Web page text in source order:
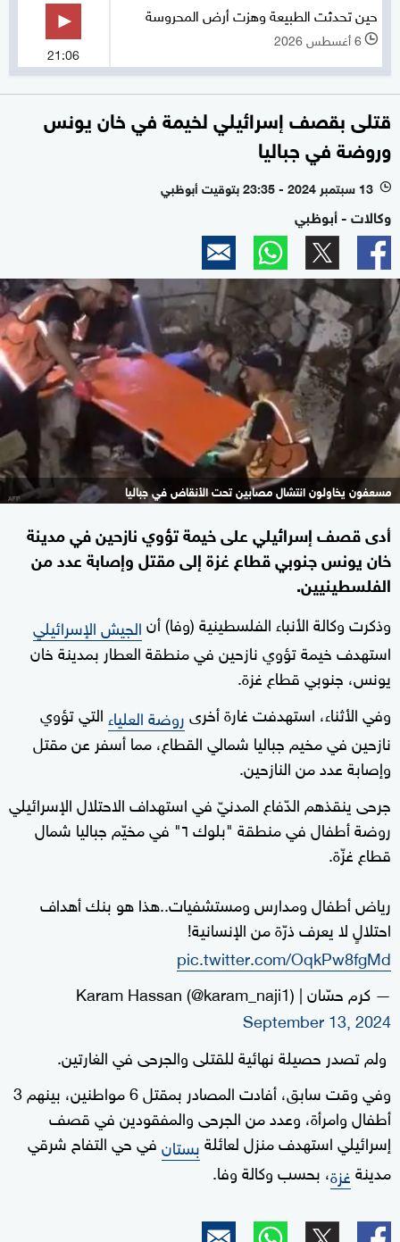
حين تحدثت الطبيعة وهزت أرض المحروسة
l 6 أغسطس 2026
21:06
قتلى بقصف إسرائيلي لخيمة في خان يونس
وروضة في جباليا
l 13 سبتمبر 2024 - 23:35 بتوقيت أبوظبي
وكالات - أبوظبي
مسعفون يخاولون انتشال مصابين تحت الأنقاض في جباليا
أدى قصف إسرائيلي على خيمة تؤوي نازحين في مدينة
خان يونس جنوبي قطاع غزة إلى مقتل وإصابة عدد من
الفلسطينيين.
وذكرت وكالة الأنباء الفلسطينية (وفا) أنالجيش الإسرائيلي
استهدف خيمة تؤوي نازحين في منطقة العطار بمدينة خان
يونس، جنوبي قطاع غزة.
وفي الأثناء، استهدفت غارة أخرىروضة العلياءالتي تؤوي
نازحين في مخيم جباليا شمالي القطاع، مما أسفر عن مقتل
وإصابة عدد من النازحين.
جرحى ينقذهم الدّفاع المدنيّ في استهداف الاحتلال الإسرائيلي
روضة أطفال في منطقة "بلوك ٦" في مخيّم جباليا شمال
قطاع غزّة.
رياض أطفال ومدارس ومستشفيات..هذا هو بنك أهداف
احتلالٍ لا يعرف ذرّة من الإنسانية!
pic.twitter.com/OqkPw8fgMd
— كرم حسّان | Karam Hassan (@karam_naji1)
September 13, 2024
ولم تصدر حصيلة نهائية للقتلى والجرحى في الغارتين.
وفي وقت سابق، أفادت المصادر بمقتل 6 مواطنين، بينهم 3
أطفال وامرأة، وعدد من الجرحى والمفقودين في قصف
إسرائيلي استهدف منزل لعائلةبستانفي حي التفاح شرقي
مدينةغزة، بحسب وكالة وفا.